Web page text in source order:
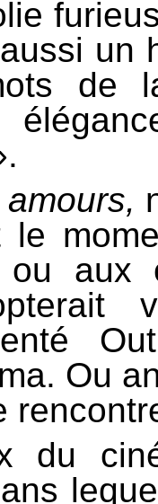
un
de
le
aux
Ou
du